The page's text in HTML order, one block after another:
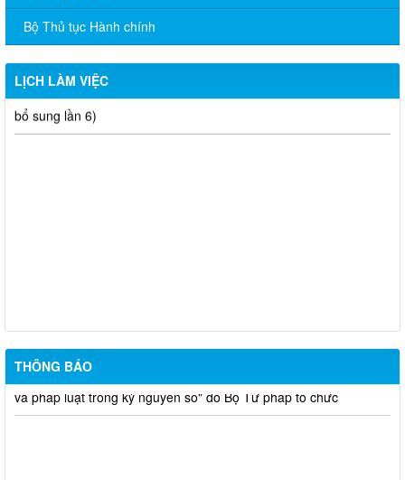
Bộ Thủ tục Hành chính
LỊCH LÀM VIỆC
LỊCH LÀM VIỆC TT HĐND-UBND TUẦN 30.2026 (Điều chỉnh,
bổ sung lần 4)
THÔNG BÁO
niêm yết công khai mất giấy chứng nhận quyền sử dụng đất đã